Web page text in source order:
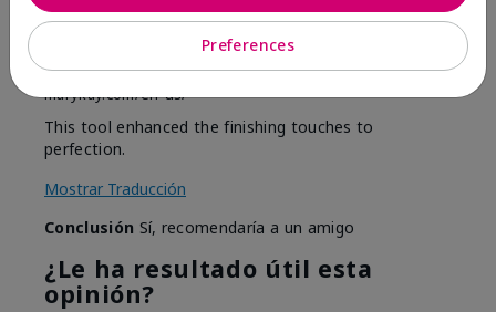
porShirley "Girl"
Evaluado en
marykay.com/en-us/
This tool enhanced the finishing touches to
perfection.
Mostrar Traducción
Conclusión Sí, recomendaría a un amigo
¿Le ha resultado útil esta
opinión?
Preferences